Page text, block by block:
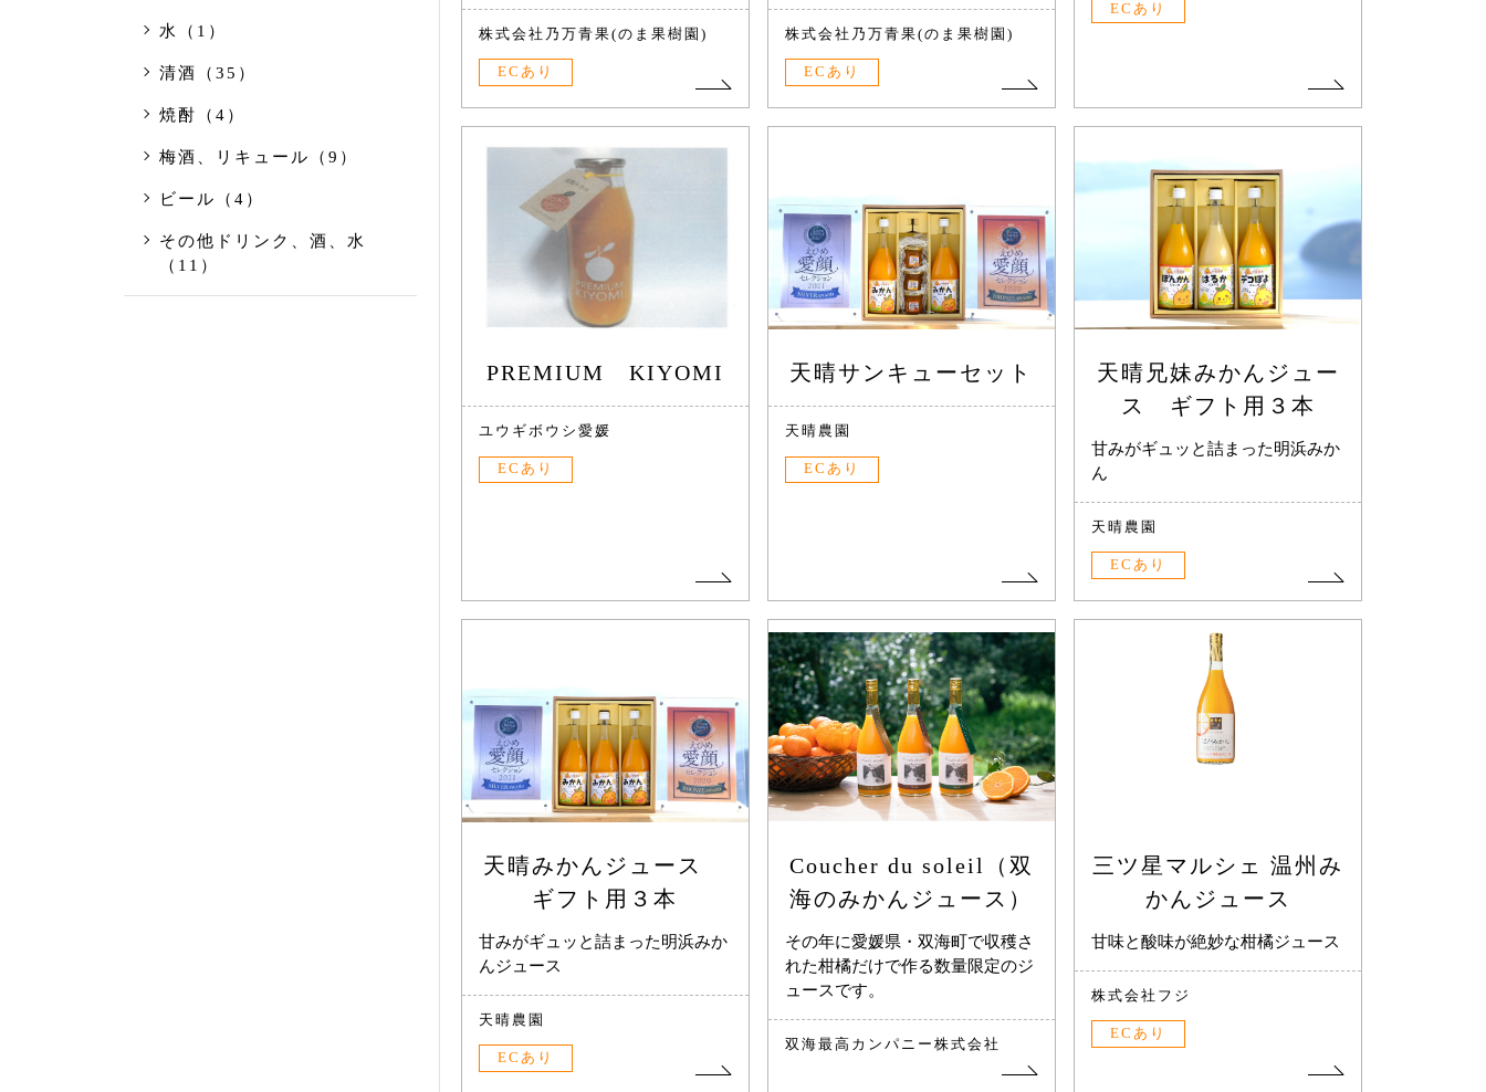
株式会社乃万青果(のま果樹園)
ECあり
株式会社乃万青果(のま果樹園)
ECあり
ECあり
PREMIUM KIYOMI
ユウギボウシ愛媛
ECあり
天晴サンキューセット
天晴農園
ECあり
天晴兄妹みかんジュー
ス ギフト用３本
甘みがギュッと詰まった明浜みか
ん
天晴農園
ECあり
天晴みかんジュース
ギフト用３本
甘みがギュッと詰まった明浜みか
んジュース
天晴農園
ECあり
Coucher du soleil（双
海のみかんジュース）
その年に愛媛県・双海町で収穫さ
れた柑橘だけで作る数量限定のジ
ュースです。
双海最高カンパニー株式会社
三ツ星マルシェ 温州み
かんジュース
甘味と酸味が絶妙な柑橘ジュース
株式会社フジ
ECあり
水（1）
清酒（35）
焼酎（4）
梅酒、リキュール（9）
ビール（4）
その他ドリンク、酒、水
（11）